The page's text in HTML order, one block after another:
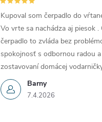
Barny
7.4.2026
Kupoval som čerpadlo do
Vo vrte sa nachádza aj piesok .
čerpadlo to zvláda bez
spokojnosť s odbornou radou
zostavovaní domácej